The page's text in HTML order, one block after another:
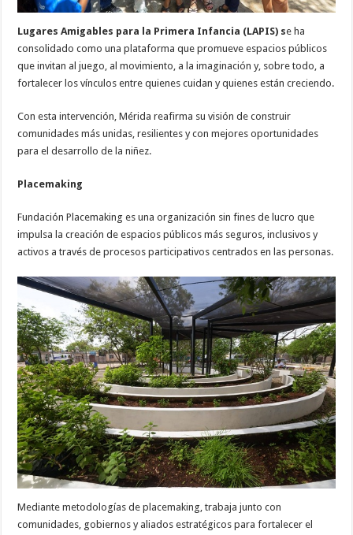
Lugares Amigables para la Primera Infancia (LAPIS) se ha
consolidado como una plataforma que promueve espacios públicos
que invitan al juego, al movimiento, a la imaginación y, sobre todo, a
fortalecer los vínculos entre quienes cuidan y quienes están creciendo.
Con esta intervención, Mérida reafirma su visión de construir
comunidades más unidas, resilientes y con mejores oportunidades
para el desarrollo de la niñez.
Placemaking
Fundación Placemaking es una organización sin fines de lucro que
impulsa la creación de espacios públicos más seguros, inclusivos y
activos a través de procesos participativos centrados en las personas.
Mediante metodologías de placemaking, trabaja junto con
comunidades, gobiernos y aliados estratégicos para fortalecer el